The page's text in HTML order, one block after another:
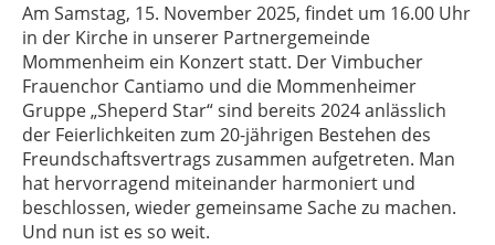
Am Samstag, 15. November 2025, findet um 16.00 Uhr
in der Kirche in unserer Partnergemeinde
Mommenheim ein Konzert statt. Der Vimbucher
Frauenchor Cantiamo und die Mommenheimer
Gruppe „Sheperd Star“ sind bereits 2024 anlässlich
der Feierlichkeiten zum 20-jährigen Bestehen des
Freundschaftsvertrags zusammen aufgetreten. Man
hat hervorragend miteinander harmoniert und
beschlossen, wieder gemeinsame Sache zu machen.
Und nun ist es so weit.